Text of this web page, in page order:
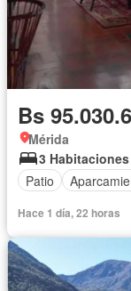
Bs
Mérida
3 Habitaciones
Patio
Hace 1 día, 22 horas